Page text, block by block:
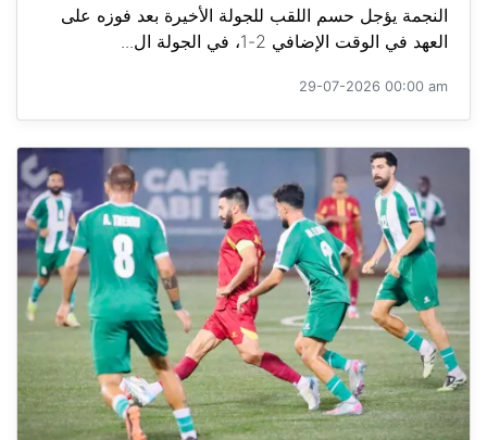
النجمة يؤجل حسم اللقب للجولة الأخيرة بعد فوزه على
العهد في الوقت الإضافي 2-1، في الجولة ال...
29-07-2026 00:00 am